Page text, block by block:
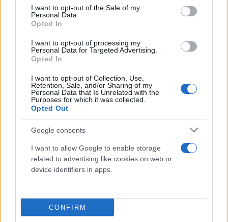
consent section.
I want to opt-out of the Sale of my
Personal Data.
Opted In
I want to opt-out of processing my
Personal Data for Targeted Advertising.
Opted In
I want to opt-out of Collection, Use,
Retention, Sale, and/or Sharing of my
Personal Data that Is Unrelated with the
Purposes for which it was collected.
Opted Out
Google consents
I want to allow Google to enable storage
related to advertising like cookies on web or
device identifiers in apps.
CONFIRM
συνεργάζεται με κάθε αρμόδια Αρχή για την πλήρη
διαλεύκανση του συμβάντος. Στο Blue Horizon
έγινε αλλαγή του πληρώματος και αναχώρησε αργά
τα μεσάνυχτα για τον προορισμό του.
Οι κατηγορίες για τους 4 (καπετάνιος, ύπαρχος,
λοστρόμος και αξιωματικός καταστρώματος) είναι
ανθρωποκτονία από κοινού. Θα απολογηθούν στην
εισαγγελία το μεσημέρι.
Ο νεκρός σύμφωνα με τις πρώτες πληροφορίες του
flash.gr είχε κανονικό εισιτήριο κι ενώ ήταν επάνω
ανέβει ξανά. Κάνει συχνά το δρομολόγιο και τον
ήξεραν οι λιμενικοί.